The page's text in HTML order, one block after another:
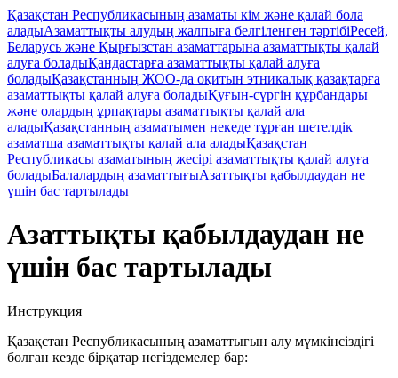
Қазақстан Республикасының азаматы кім және қалай бола
аладыАзаматтықты алудың жалпыға белгіленген тәртібіРесей,
Беларусь және Қырғызстан азаматтарына азаматтықты қалай
алуға боладыҚандастарға азаматтықты қалай алуға
боладыҚазақстанның ЖОО-да оқитын этникалық қазақтарға
азаматтықты қалай алуға боладыҚуғын-сүргін құрбандары
және олардың ұрпақтары азаматтықты қалай ала
аладыҚазақстанның азаматымен некеде тұрған шетелдік
азаматша азаматтықты қалай ала аладыҚазақстан
Республикасы азаматының жесірі азаматтықты қалай алуға
боладыБалалардың азаматтығыАзаттықты қабылдаудан не
үшін бас тартылады
Азаттықты қабылдаудан не
үшін бас тартылады
Инструкция
Қазақстан Республикасының азаматтығын алу мүмкінсіздігі
болған кезде бірқатар негіздемелер бар: